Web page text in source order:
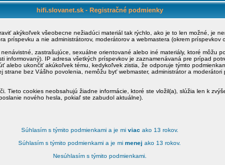
hifi.slovanet.sk - Registračné podmienky
akýkoľvek všeobecne nežiadúci materiál tak rýchlo, ako je to len možné, je
príspevku a nie administrátorov, moderátorov a webmastera (okrem
zastrašujúce, sexuálne orientované alebo iné materiály, ktoré môžu
informovaný). IP adresa všetkých príspevkov je zaznamenávaná pre prípad
alebo ukončiť akúkoľvek tému, kedykoľvek zistia, že odporuje týmto
bez Vášho povolenia, nemôžu byť webmaster, administrátor a
Tieto cookies neobsahujú žiadne informácie, ktoré ste vložil(a), slúžia len k
nového hesla, pokiaľ ste zabudol aktuálne).
Súhlasím s týmito podmienkami a je mi viac ako 13 rokov.
Súhlasím s týmito podmienkami a je mi menej ako 13 rokov.
Nesúhlasím s týmito podmienkami.